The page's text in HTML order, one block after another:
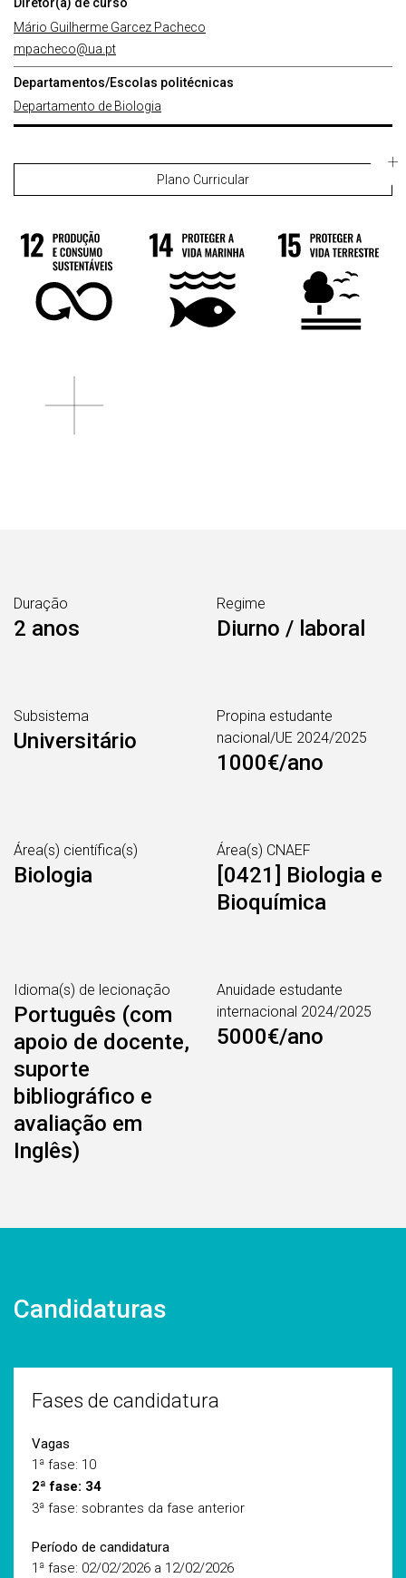
Mário Guilherme Garcez Pacheco
mpacheco@ua.pt
Departamentos/Escolas politécnicas
Departamento de Biologia
Plano Curricular
Duração
2 anos
Regime
Diurno / laboral
Subsistema
Universitário
Propina estudante
nacional/UE 2024/2025
1000€/ano
Área(s) científica(s)
Biologia
Área(s) CNAEF
[0421] Biologia e
Bioquímica
Idioma(s) de lecionação
Português (com
apoio de docente,
suporte
bibliográfico e
avaliação em
Inglês)
Anuidade estudante
internacional 2024/2025
5000€/ano
Candidaturas
Fases de candidatura
Vagas
1ª fase: 10
2ª fase: 34
3ª fase: sobrantes da fase anterior
Período de candidatura
1ª fase: 02/02/2026 a 12/02/2026